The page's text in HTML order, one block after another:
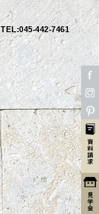
TEL:045-442-7461